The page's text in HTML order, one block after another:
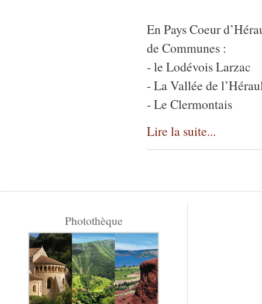
En Pays Coeur
de Communes :
- le Lodévois Larzac
- La Vallée de
- Le Clermontais
Lire la suite...
Photothèque